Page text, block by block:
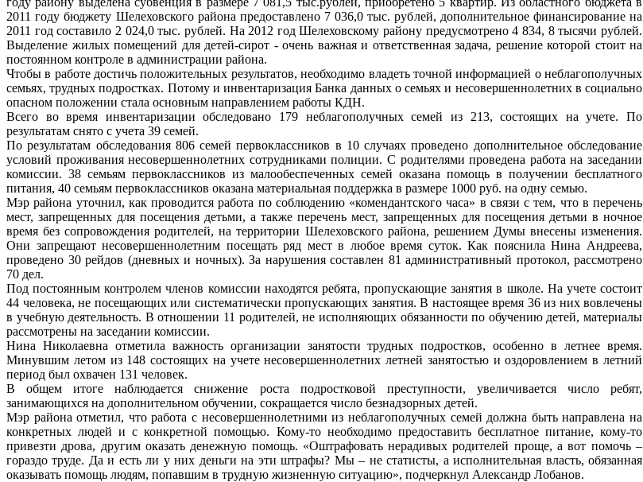
2011 году бюджету Шелеховского района предоставлено 7 036,0 тыс. рублей, дополнительное финансирование на
2011 год составило 2 024,0 тыс. рублей. На 2012 год Шелеховскому району предусмотрено 4 834, 8 тысячи рублей.
Выделение жилых помещений для детей-сирот - очень важная и ответственная задача, решение которой стоит на
постоянном контроле в администрации района.
Чтобы в работе достичь положительных результатов, необходимо владеть точной информацией о неблагополучных
семьях, трудных подростках. Потому и инвентаризация Банка данных о семьях и несовершеннолетних в социально
опасном положении стала основным направлением работы КДН.
Всего во время инвентаризации обследовано 179 неблагополучных семей из 213, состоящих на учете. По
результатам снято с учета 39 семей.
По результатам обследования 806 семей первоклассников в 10 случаях проведено дополнительное обследование
условий проживания несовершеннолетних сотрудниками полиции. С родителями проведена работа на заседании
комиссии. 38 семьям первоклассников из малообеспеченных семей оказана помощь в получении бесплатного
питания, 40 семьям первоклассников оказана материальная поддержка в размере 1000 руб. на одну семью.
Мэр района уточнил, как проводится работа по соблюдению «комендантского часа» в связи с тем, что в перечень
мест, запрещенных для посещения детьми, а также перечень мест, запрещенных для посещения детьми в ночное
время без сопровождения родителей, на территории Шелеховского района, решением Думы внесены изменения.
Они запрещают несовершеннолетним посещать ряд мест в любое время суток. Как пояснила Нина Андреева,
проведено 30 рейдов (дневных и ночных). За нарушения составлен 81 административный протокол, рассмотрено
70 дел.
Под постоянным контролем членов комиссии находятся ребята, пропускающие занятия в школе. На учете состоит
44 человека, не посещающих или систематически пропускающих занятия. В настоящее время 36 из них вовлечены
в учебную деятельность. В отношении 11 родителей, не исполняющих обязанности по обучению детей, материалы
рассмотрены на заседании комиссии.
Нина Николаевна отметила важность организации занятости трудных подростков, особенно в летнее время.
Минувшим летом из 148 состоящих на учете несовершеннолетних летней занятостью и оздоровлением в летний
период был охвачен 131 человек.
В общем итоге наблюдается снижение роста подростковой преступности, увеличивается число ребят,
занимающихся на дополнительном обучении, сокращается число безнадзорных детей.
Мэр района отметил, что работа с несовершеннолетними из неблагополучных семей должна быть направлена на
конкретных людей и с конкретной помощью. Кому-то необходимо предоставить бесплатное питание, кому-то
привезти дрова, другим оказать денежную помощь. «Оштрафовать нерадивых родителей проще, а вот помочь –
гораздо труде. Да и есть ли у них деньги на эти штрафы? Мы – не статисты, а исполнительная власть, обязанная
оказывать помощь людям, попавшим в трудную жизненную ситуацию», подчеркнул Александр Лобанов.